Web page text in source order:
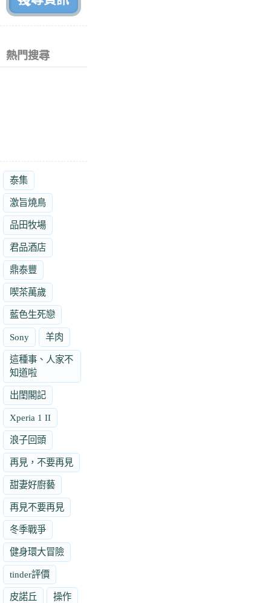
熱門搜尋
泰集
激旨燒鳥
品田牧場
君品酒店
鼎泰豐
喫茶萬歲
藍色生死戀
Sony 羊肉
這種事、人家不
知道啦
出閨閣記
Xperia 1 II
浪子回頭
再見，不要再見
甜妻好廚藝
再見不要再見
冬季戰爭
健身環大冒險
tinder評價
皮諾丘 操作